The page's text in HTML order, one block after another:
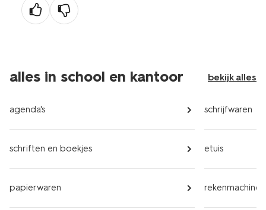
alles in school en kantoor bekijk alles
agenda's
schriften en boekjes
papierwaren
schrijfwaren
etuis